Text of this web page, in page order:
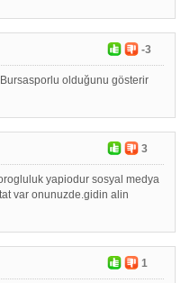
-3
olduğunu gösterir
3
yapiodur sosyal medya
var onunuzde.gidin alin
1